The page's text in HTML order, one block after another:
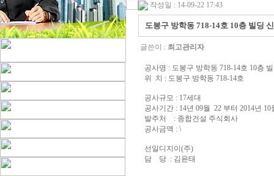
작성일 : 14-09-22 17:43
도봉구 방학동 718-14호 10층 빌딩
글쓴이 : 최고관리자
공사명 : 도봉구 방학동 718-14호 10층
위 치 : 도봉구 방학동 718-14호
공사규모 : 17세대
공사기간 : 14년 09월 22 부터 2014년
발주처 : 종합건설 주식회사
공사금액 : \
선일디지이(주)
담 당 : 김윤태